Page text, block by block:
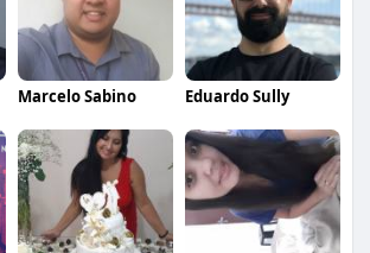
Marcelo Sabino Eduardo Sully